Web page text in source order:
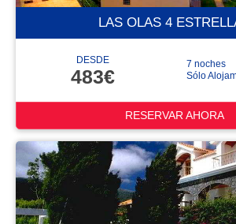
LAS OLAS 4
DESDE
483€
7 noches
Sólo
RESERVAR AHORA